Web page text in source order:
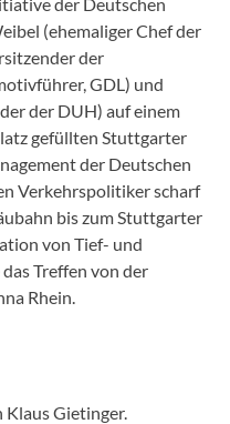
(ehemaliger Chef der
der
GDL) und
der DUH) auf einem
gefüllten Stuttgarter
der Deutschen
Verkehrspolitiker scharf
bis zum Stuttgarter
von Tief- und
Treffen von der
Rhein.
Klaus Gietinger.